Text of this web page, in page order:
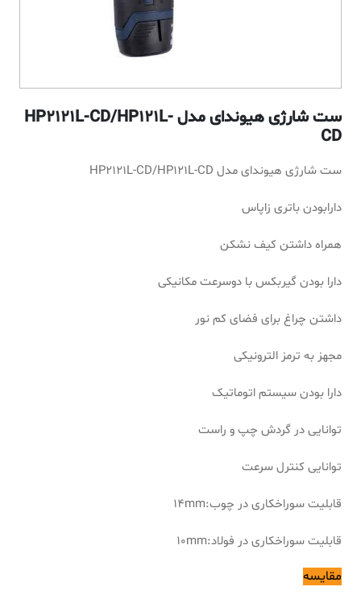
ست شارژی هیوندای مدل HP2121L-CD/HP121L-
CD
ست شارژی هیوندای مدل HP2121L-CD/HP121L-CD
دارابودن باتری زاپاس
همراه داشتن کیف نشکن
دارا بودن گیربکس با دوسرعت مکانیکی
داشتن چراغ برای فضای کم نور
مجهز به ترمز الترونیکی
دارا بودن سیستم اتوماتیک
توانایی در گردش چپ و راست
توانایی کنترل سرعت
قابلیت سوراخکاری در چوب:14mm
قابلیت سوراخکاری در فولاد:10mm
مقایسه